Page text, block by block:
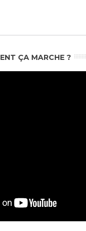
ÇA MARCHE ?